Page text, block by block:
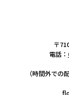
〒
電話：
（時間外での